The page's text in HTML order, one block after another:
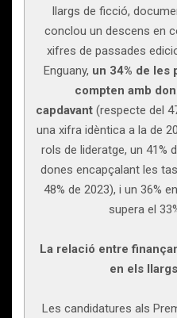
llargs de ficció,
conclou un descens en
xifres de passades
Enguany, un 34% de les
compten amb
capdavant (respecte del
una xifra idèntica a la de
rols de lideratge, un 41%
dones encapçalant les
48% de 2023), i un 36%
supera el
La relació entre
en els
Les candidatures als